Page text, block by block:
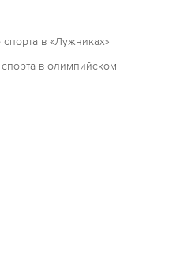
в «Лужниках»
в олимпийском